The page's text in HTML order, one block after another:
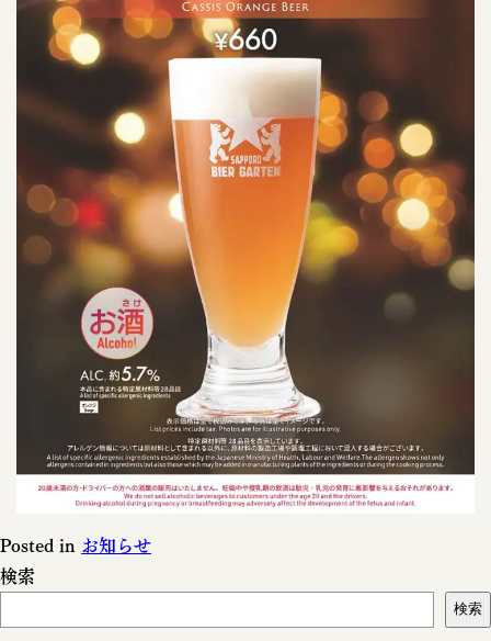
Posted in お知らせ
検索
検索